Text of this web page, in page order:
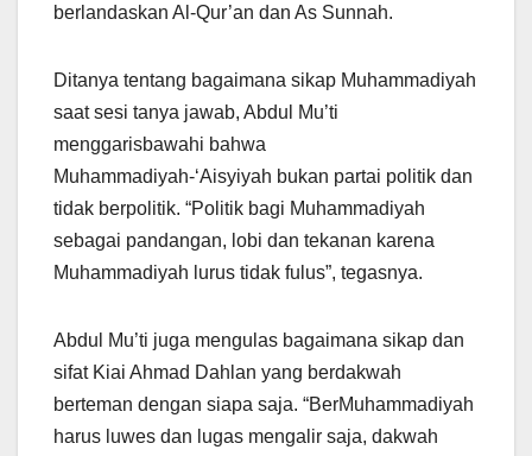
berlandaskan Al-Qur’an dan As Sunnah.
Ditanya tentang bagaimana sikap Muhammadiyah
saat sesi tanya jawab, Abdul Mu’ti
menggarisbawahi bahwa
Muhammadiyah-‘Aisyiyah bukan partai politik dan
tidak berpolitik. “Politik bagi Muhammadiyah
sebagai pandangan, lobi dan tekanan karena
Muhammadiyah lurus tidak fulus”, tegasnya.
Abdul Mu’ti juga mengulas bagaimana sikap dan
sifat Kiai Ahmad Dahlan yang berdakwah
berteman dengan siapa saja. “BerMuhammadiyah
harus luwes dan lugas mengalir saja, dakwah